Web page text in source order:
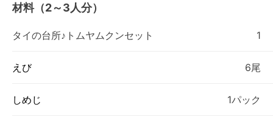
材料（2～3人分）
タイの台所♪トムヤムクンセット 1
えび 6尾
しめじ 1パック